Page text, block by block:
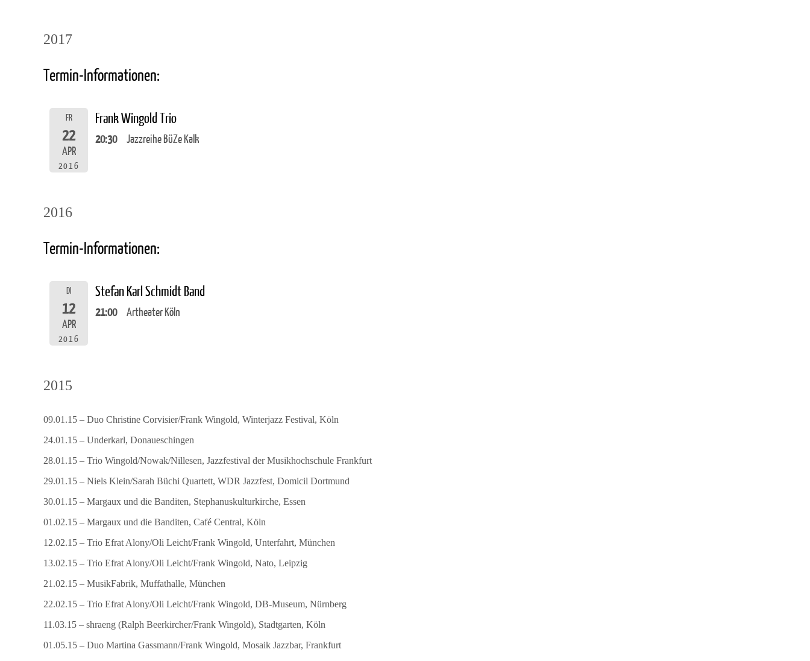
2017
Termin-Informationen:
FR
22
APR
2016
Frank Wingold Trio
20:30 Jazzreihe BüZe Kalk
2016
Termin-Informationen:
DI
12
APR
2016
Stefan Karl Schmidt Band
21:00 Artheater Köln
2015
09.01.15 – Duo Christine Corvisier/Frank Wingold, Winterjazz Festival, Köln
24.01.15 – Underkarl, Donaueschingen
28.01.15 – Trio Wingold/Nowak/Nillesen, Jazzfestival der Musikhochschule Frankfurt
29.01.15 – Niels Klein/Sarah Büchi Quartett, WDR Jazzfest, Domicil Dortmund
30.01.15 – Margaux und die Banditen, Stephanuskulturkirche, Essen
01.02.15 – Margaux und die Banditen, Café Central, Köln
12.02.15 – Trio Efrat Alony/Oli Leicht/Frank Wingold, Unterfahrt, München
13.02.15 – Trio Efrat Alony/Oli Leicht/Frank Wingold, Nato, Leipzig
21.02.15 – MusikFabrik, Muffathalle, München
22.02.15 – Trio Efrat Alony/Oli Leicht/Frank Wingold, DB-Museum, Nürnberg
11.03.15 – shraeng (Ralph Beerkircher/Frank Wingold), Stadtgarten, Köln
01.05.15 – Duo Martina Gassmann/Frank Wingold, Mosaik Jazzbar, Frankfurt